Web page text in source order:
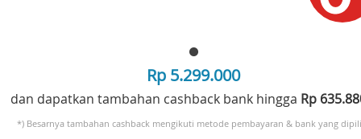
Rp 5.299.000
dan dapatkan tambahan cashback bank hingga Rp
*) Besarnya tambahan cashback mengikuti metode pembayaran & bank yang